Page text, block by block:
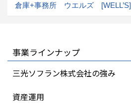
倉庫+事務所 ウエルズ [WELL’S]
事業ラインナップ
三光ソフラン株式会社の強み
資産運用